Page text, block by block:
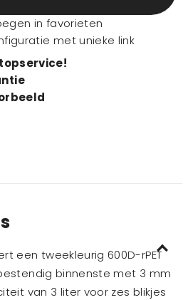
in favorieten
met unieke link
een tweekleurig 600D-rPET
binnenste met 3 mm
van 3 liter voor zes blikjes